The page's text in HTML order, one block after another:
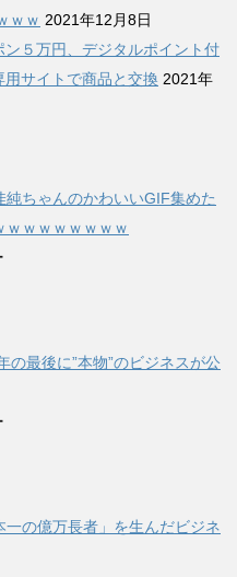
ｗｗ 2021年12月8日
ン５万円、デジタルポイント付
サイトで商品と交換 2021年
純ちゃんのかわいいGIF集めた
ｗｗｗｗｗｗｗｗ
の最後に”本物”のビジネスが公
一の億万長者」を生んだビジネ